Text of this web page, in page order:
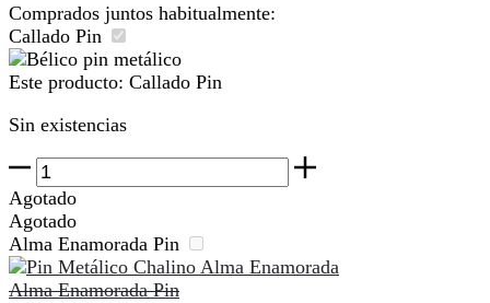
Comprados juntos habitualmente:
Callado Pin
Este producto: Callado Pin
Sin existencias
Callado
Pin
cantidad
Agotado
Agotado
Alma Enamorada Pin
Alma Enamorada Pin